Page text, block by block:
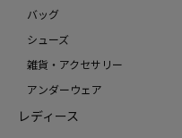
バッグ
シューズ
雑貨・アクセサリー
アンダーウェア
レディース